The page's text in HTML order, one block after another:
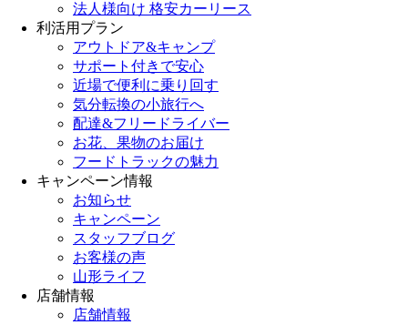
法人様向け 格安カーリース
利活用プラン
アウトドア&キャンプ
サポート付きで安心
近場で便利に乗り回す
気分転換の小旅行へ
配達&フリードライバー
お花、果物のお届け
フードトラックの魅力
キャンペーン情報
お知らせ
キャンペーン
スタッフブログ
お客様の声
山形ライフ
店舗情報
店舗情報